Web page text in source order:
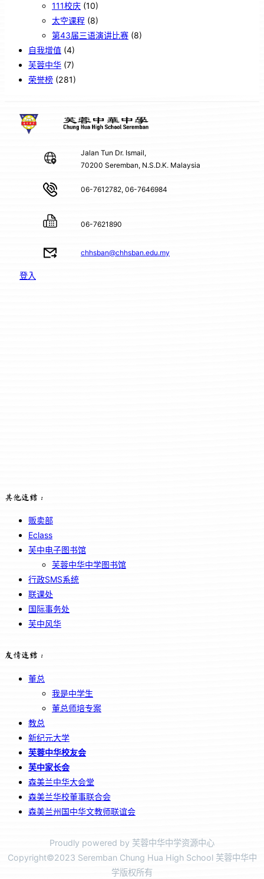
111校庆 (10)
太空课程 (8)
第43届三语演讲比赛 (8)
自我增值 (4)
芙蓉中华 (7)
荣誉榜 (281)
Jalan Tun Dr. Ismail,
70200 Seremban, N.S.D.K. Malaysia
06-7612782, 06-7646984
06-7621890
chhsban@chhsban.edu.my
登入
其他连结：
贩卖部
Eclass
芙中电子图书馆
芙蓉中华中学图书馆
行政SMS系统
联课处
国际事务处
芙中风华
友情连结：
董总
我是中学生
董总师培专案
教总
新纪元大学
芙蓉中华校友会
芙中家长会
森美兰中华大会堂
森美兰华校董事联合会
森美兰州国中华文教师联谊会
Proudly powered by 芙蓉中华中学资源中心
Copyright©2023 Seremban Chung Hua High School 芙蓉中华中
学版权所有